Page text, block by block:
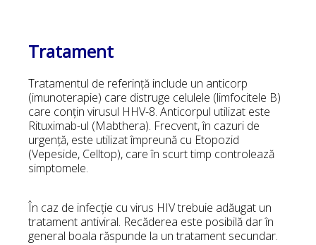
Tratament
Tratamentul de referință include un anticorp
(imunoterapie) care distruge celulele (limfocitele B)
care conțin virusul HHV-8. Anticorpul utilizat este
Rituximab-ul (Mabthera). Frecvent, în cazuri de
urgență, este utilizat împreună cu Etopozid
(Vepeside, Celltop), care în scurt timp controlează
simptomele.
În caz de infecție cu virus HIV trebuie adăugat un
tratament antiviral. Recăderea este posibilă dar în
general boala răspunde la un tratament secundar.